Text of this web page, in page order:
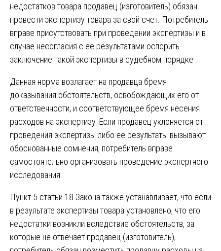
недостатков товара продавец (изготовитель) обязан
провести экспертизу товара за свой счет. Потребитель
вправе присутствовать при проведении экспертизы и в
случае несогласия с ее результатами оспорить
заключение такой экспертизы в судебном порядке .
Данная норма возлагает на продавца бремя
доказывания обстоятельств, освобождающих его от
ответственности, и соответствующее бремя несения
расходов на экспертизу. Если продавец уклоняется от
проведения экспертизы либо ее результаты вызывают
обоснованные сомнения, потребитель вправе
самостоятельно организовать проведение экспертного
исследования .
Пункт 5 статьи 18 Закона также устанавливает, что если
в результате экспертизы товара установлено, что его
недостатки возникли вследствие обстоятельств, за
которые не отвечает продавец (изготовитель),